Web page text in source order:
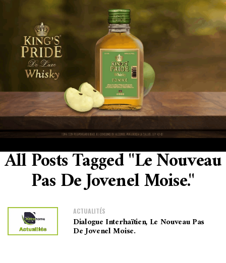
All Posts Tagged "le Nouveau
Pas De Jovenel Moise."
ACTUALITÉS
Dialogue Interhaïtien, Le Nouveau Pas
De Jovenel Moise.